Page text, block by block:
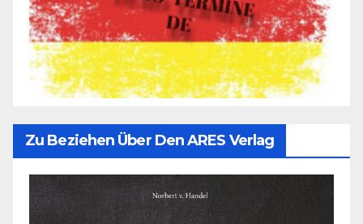
Zu Beziehen Über Den ARES Verlag